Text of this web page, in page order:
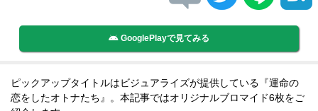
GooglePlayで見てみる
ピックアップタイトルはビジュアライズが提供している『運命の
恋をしたオトナたち』。本記事ではオリジナルブロマイド6枚をご